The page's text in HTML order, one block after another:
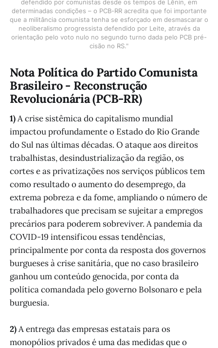
defendido por comunistas desde os tempos de Lênin, em
determinadas condições – o PCB-RR acredita que foi importante
que a militância comunista tenha se esforçado em desmascarar o
neoliberalismo progressista defendido por Leite, através da
orientação pelo voto nulo no segundo turno dada pelo PCB pré-
cisão no RS."
Nota Política do Partido Comunista
Brasileiro - Reconstrução
Revolucionária (PCB-RR)
1)A crise sistêmica do capitalismo mundial
impactou profundamente o Estado do Rio Grande
do Sul nas últimas décadas. O ataque aos direitos
trabalhistas, desindustrialização da região, os
cortes e as privatizações nos serviços públicos tem
como resultado o aumento do desemprego, da
extrema pobreza e da fome, ampliando o número de
trabalhadores que precisam se sujeitar a empregos
precários para poderem sobreviver. A pandemia da
COVID-19 intensificou essas tendências,
principalmente por conta da resposta dos governos
burgueses à crise sanitária, que no caso brasileiro
ganhou um conteúdo genocida, por conta da
política comandada pelo governo Bolsonaro e pela
burguesia.
2)A entrega das empresas estatais para os
monopólios privados é uma das medidas que o